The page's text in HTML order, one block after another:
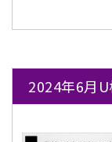
2024年6月